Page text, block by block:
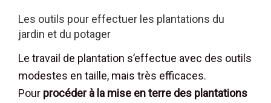
Les outils pour effectuer les plantations du
jardin et du potager
Le travail de plantation s’effectue avec des outils
modestes en taille, mais très efficaces.
Pour procéder à la mise en terre des plantations